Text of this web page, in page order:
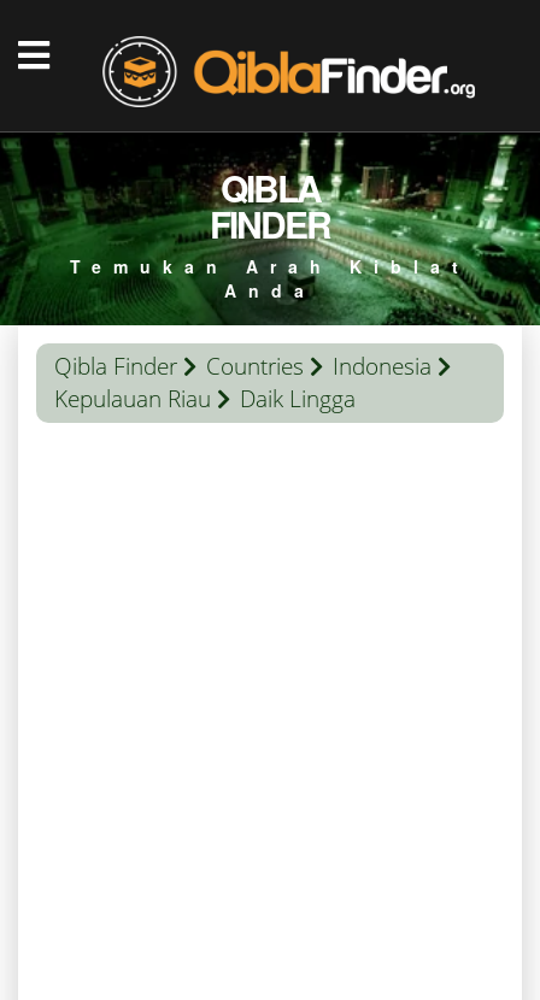
QIBLA
FINDER
Temukan Arah Kiblat
Anda
Qibla Finder Countries
Indonesia
Kepulauan Riau
Daik Lingga